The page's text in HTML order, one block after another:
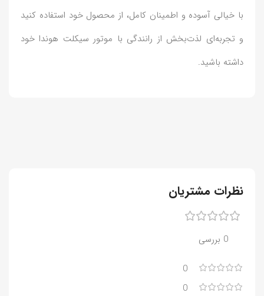
با خیالی آسوده و اطمینان کامل، از محصول خود استفاده کنید
و تجربه‌ای لذت‌بخش از رانندگی با موتور سیکلت هوندا خود
داشته باشید.
نظرات مشتریان
0 بررسی
0
0